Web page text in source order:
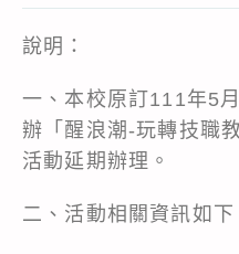
說明：
一、本校原訂111年5
辦「醒浪潮-玩轉技職
活動延期辦理。
二、活動相關資訊如下